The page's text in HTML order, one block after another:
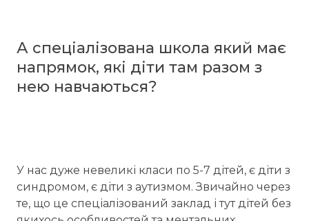
А спеціалізована школа який має
напрямок, які діти там разом з
нею навчаються?
У нас дуже невеликі класи по 5-7 дітей, є діти з
синдромом, є діти з аутизмом. Звичайно через
те, що це спеціалізований заклад і тут дітей без